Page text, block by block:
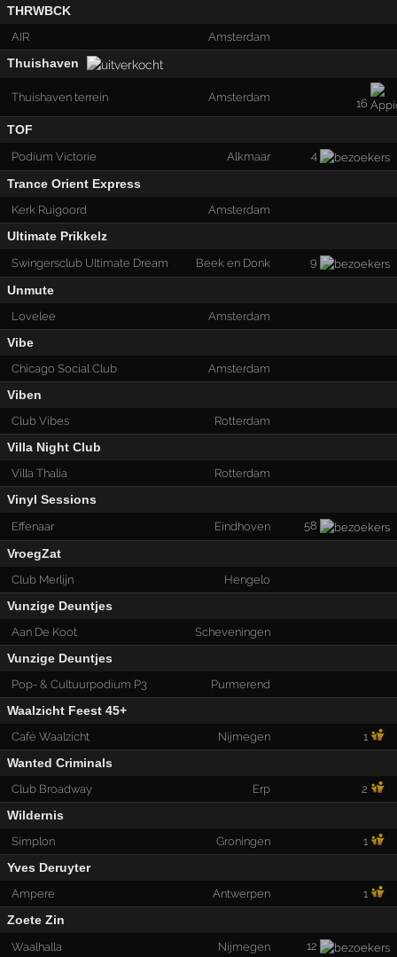
THRWBCK
AIR Amsterdam
Thuishaven
Thuishaven terrein Amsterdam 16
TOF
Podium Victorie Alkmaar 4
Trance Orient Express
Kerk Ruigoord Amsterdam
Ultimate Prikkelz
Swingersclub Ultimate Dream Beek en Donk 9
Unmute
Lovelee Amsterdam
Vibe
Chicago Social Club Amsterdam
Viben
Club Vibes Rotterdam
Villa Night Club
Villa Thalia Rotterdam
Vinyl Sessions
Effenaar Eindhoven 58
VroegZat
Club Merlijn Hengelo
Vunzige Deuntjes
Aan De Koot Scheveningen
Vunzige Deuntjes
Pop- & Cultuurpodium P3 Purmerend
Waalzicht Feest 45+
Café Waalzicht Nijmegen 1
Wanted Criminals
Club Broadway Erp 2
Wildernis
Simplon Groningen 1
Yves Deruyter
Ampere Antwerpen 1
Zoete Zin
Waalhalla Nijmegen 12